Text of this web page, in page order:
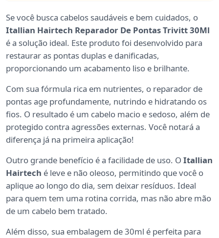
Se você busca cabelos saudáveis e bem cuidados, o
Itallian Hairtech Reparador De Pontas Trivitt 30Ml
é a solução ideal. Este produto foi desenvolvido para
restaurar as pontas duplas e danificadas,
proporcionando um acabamento liso e brilhante.
Com sua fórmula rica em nutrientes, o reparador de
pontas age profundamente, nutrindo e hidratando os
fios. O resultado é um cabelo macio e sedoso, além de
protegido contra agressões externas. Você notará a
diferença já na primeira aplicação!
Outro grande benefício é a facilidade de uso. O Itallian
Hairtech é leve e não oleoso, permitindo que você o
aplique ao longo do dia, sem deixar resíduos. Ideal
para quem tem uma rotina corrida, mas não abre mão
de um cabelo bem tratado.
Além disso, sua embalagem de 30ml é perfeita para